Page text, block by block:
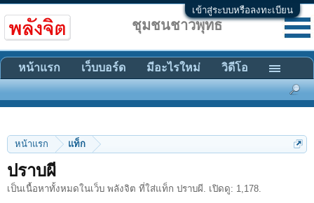
เข้าสู่ระบบหรือลงทะเบียน
หน้าแรก แท็ก
ปราบผี
เป็นเนื้อหาทั้งหมดในเว็บ พลังจิต ที่ใส่แท็ก ปราบผี. เปิดดู: 1,178.
ชุมชนชาวพุทธ
หน้าแรก เว็บบอร์ด มีอะไรใหม่ วิดีโอ